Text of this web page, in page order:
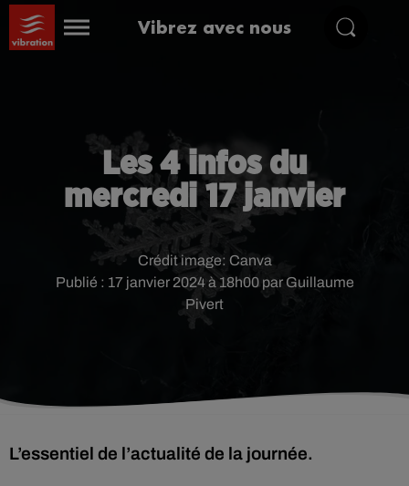
Vibrez avec nous
Les 4 infos du
mercredi 17 janvier
Publié : 17 janvier 2024 à 18h00 par Guillaume
Pivert
Crédit image: Canva
L’essentiel de l’actualité de la journée.